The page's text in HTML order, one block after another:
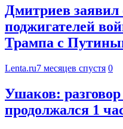
Дмитриев заявил
поджигателей
Трампа с
Lenta.ru7 месяцев спустя 0
Ушаков:
продолжался 1